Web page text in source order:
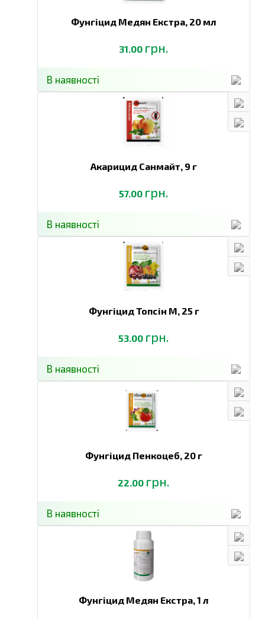
Фунгіцид Медян Екстра, 20 мл
31.00 грн.
В наявності
Акарицид Санмайт, 9 г
57.00 грн.
В наявності
Фунгіцид Топсін М, 25 г
53.00 грн.
В наявності
Фунгіцид Пенкоцеб, 20 г
22.00 грн.
В наявності
Фунгіцид Медян Екстра,1 л